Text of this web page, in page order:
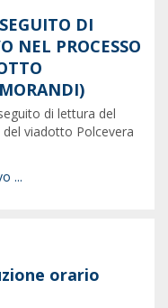
DI
NEL PROCESSO
di lettura del
viadotto Polcevera
...
orario